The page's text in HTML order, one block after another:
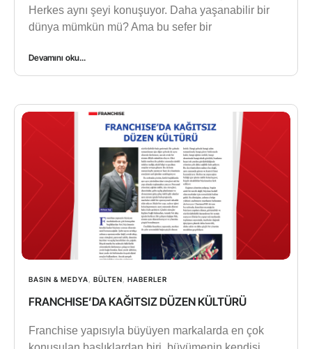
Herkes aynı şeyi konuşuyor. Daha yaşanabilir bir
dünya mümkün mü? Ama bu sefer bir
Devamını oku...
BASIN & MEDYA BÜLTEN HABERLER
FRANCHISE’DA KAĞITSIZ DÜZEN KÜLTÜRÜ
Franchise yapısıyla büyüyen markalarda en çok